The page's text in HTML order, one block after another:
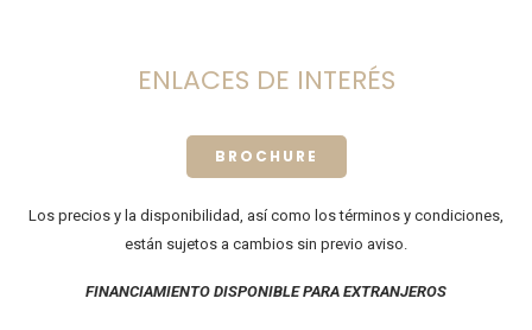
ENLACES DE INTERÉS
BROCHURE
Los precios y la disponibilidad, así como los términos y condiciones,
están sujetos a cambios sin previo aviso.
FINANCIAMIENTO DISPONIBLE PARA EXTRANJEROS